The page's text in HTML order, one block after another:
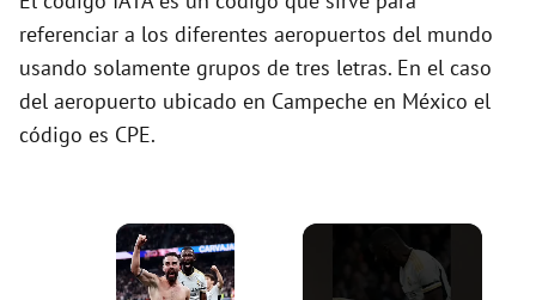
referenciar a los diferentes aeropuertos del mundo
usando solamente grupos de tres letras. En el caso
del aeropuerto ubicado en Campeche en México el
código es CPE.
×